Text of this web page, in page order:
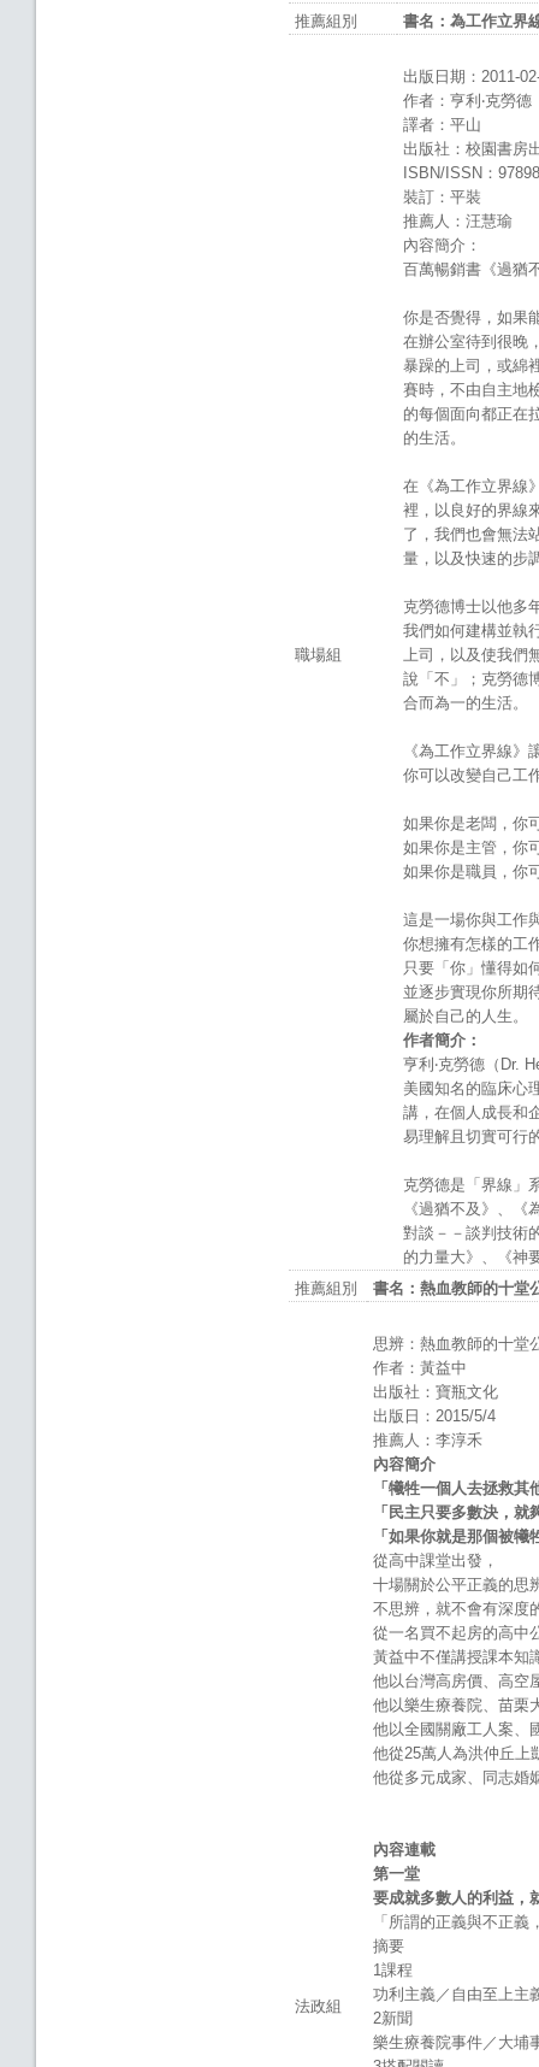
推薦組別
書名：為工作立界
職場組
出版日期：2011-
作者：亨利‧克勞德
譯者：平山
出版社：校園書房
ISBN/ISSN：
裝訂：平裝
推薦人：汪慧瑜
內容簡介：
百萬暢銷書《過猶
你是否覺得，如果
在辦公室待到很晚
暴躁的上司，或綿
賽時，不由自主地
的每個面向都正在
的生活。
在《為工作立界線
裡，以良好的界線
了，我們也會無法
量，以及快速的步
克勞德博士以他多
我們如何建構並執
上司，以及使我們
說「不」；克勞德
合而為一的生活。
《為工作立界線
你可以改變自己工
如果你是老闆，你
如果你是主管，你
如果你是職員，你
這是一場你與工作
你想擁有怎樣的工
只要「你」懂得如
並逐步實現你所期
屬於自己的人生。
作者簡介：
亨利‧克勞德（Dr.
美國知名的臨床心
講，在個人成長和
易理解且切實可行
克勞德是「界線」
《過猶不及》、
對談－－談判技術
的力量大》、《神
推薦組別
書名：熱血教師的十堂
法政組
思辨：熱血教師的十堂
作者：黃益中
出版社：寶瓶文化
出版日：2015/5/4
推薦人：李淳禾
內容簡介
「犧牲一個人去拯救
「民主只要多數決，就
「如果你就是那個被犧
從高中課堂出發，
十場關於公平正義的思
不思辨，就不會有深度
從一名買不起房的高中
黃益中不僅講授課本知
他以台灣高房價、高空
他以樂生療養院、苗栗
他以全國關廠工人案、
他從25萬人為洪仲丘上
他從多元成家、同志婚
內容連載
第一堂
要成就多數人的利益，
「所謂的正義與不正
摘要
1課程
功利主義／自由至上主
2新聞
樂生療養院事件／大埔